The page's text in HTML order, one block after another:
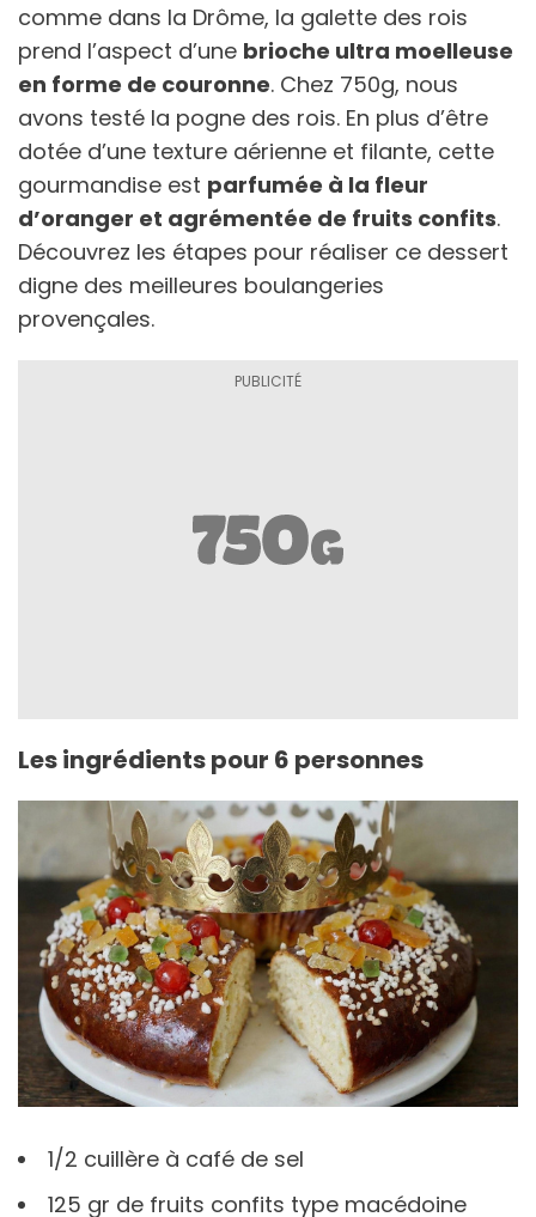
comme dans la Drôme, la galette des rois
prend l’aspect d’une brioche ultra moelleuse
en forme de couronne. Chez 750g, nous
avons testé la pogne des rois. En plus d’être
dotée d’une texture aérienne et filante, cette
gourmandise est parfumée à la fleur
d’oranger et agrémentée de fruits confits.
Découvrez les étapes pour réaliser ce dessert
digne des meilleures boulangeries
provençales.
Les ingrédients pour 6 personnes
1/2 cuillère à café de sel
125 gr de fruits confits type macédoine